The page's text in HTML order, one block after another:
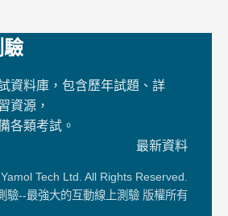
驗
資料庫，包含歷年試題、詳
資源，
各類考試。
最新資料
Tech Ltd. All Rights Reserved.
驗--最強大的互動線上測驗 版權所有